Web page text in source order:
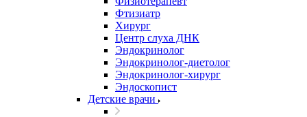
Фтизиатр
Хирург
Центр слуха ДНК
Эндокринолог
Эндокринолог-диетолог
Эндокринолог-хирург
Эндоскопист
Детские врачи